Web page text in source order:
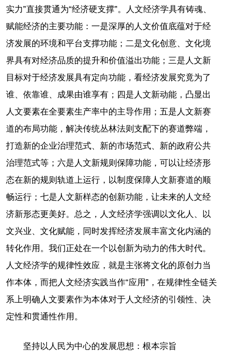
实力”直接贯通为“经济硬支撑”。人文经济学具有铸魂、
赋能经济的主要功能：一是深厚的人文价值底蕴对于经
济发展的环境和平台支撑功能；二是文化创意、文化境
界具有对经济品质的提升和价值溢出功能；三是人文新
目标对于经济发展具有定向功能，看经济发展究竟为了
谁、依靠谁、成果由谁享有；四是人文新动能，凸显出
人文要素在全要素生产率中的主导作用；五是人文新赛
道的布局功能，解决传统丛林法则支配下的赛道弊端，
打造新的企业治理范式、新的市场范式、新的政府公共
治理范式等；六是人文新规则保障功能，可以让经济形
态在新的规则轨道上运行，以制度保障人文新赛道的顺
畅运行；七是人文新样态的创新功能，让未来的人文经
济新形态更美好。总之，人文经济学强调以文化人、以
文兴业、文化赋能，同时发挥经济发展丰富文化内涵的
转化作用。我们正处在一个以创新为动力的伟大时代。
人文经济学的规律性效应，就是主张将文化的原创力当
作本体，而把人文经济实践当作“应用”，在规律性全链关
系上明确人文要素作为本体对于人文经济的引领性、决
定性和贯通性作用。
坚持以人民为中心的发展思想：根本宗旨